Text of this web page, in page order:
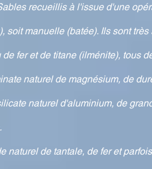
recueillis à l'issue d'une
soit manuelle (batée). Ils sont
de fer et de titane (ilménite), tous
naturel de magnésium, de
naturel d'aluminium, de
naturel de tantale, de fer et